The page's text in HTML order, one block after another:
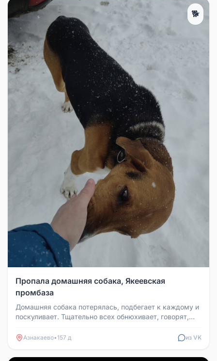
🐕
Пропала домашняя собака, Якеевская
промбаза
Домашняя собака потерялась, подбегает к каждому и
поскуливает. Тщательно всех обнюхивает, говорят,
Азнакаево•157 д из VK